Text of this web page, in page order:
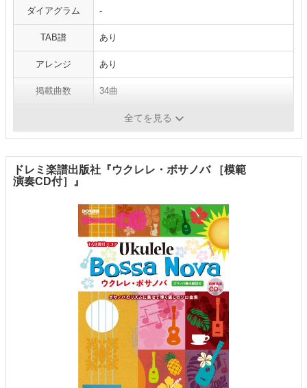
ダイアグラム -
TAB譜 あり
アレンジ あり
掲載曲数 34曲
ジブリ全てを見る
ドレミ楽譜出版社『ウクレレ・ボサノバ ［模範
演奏CD付］』